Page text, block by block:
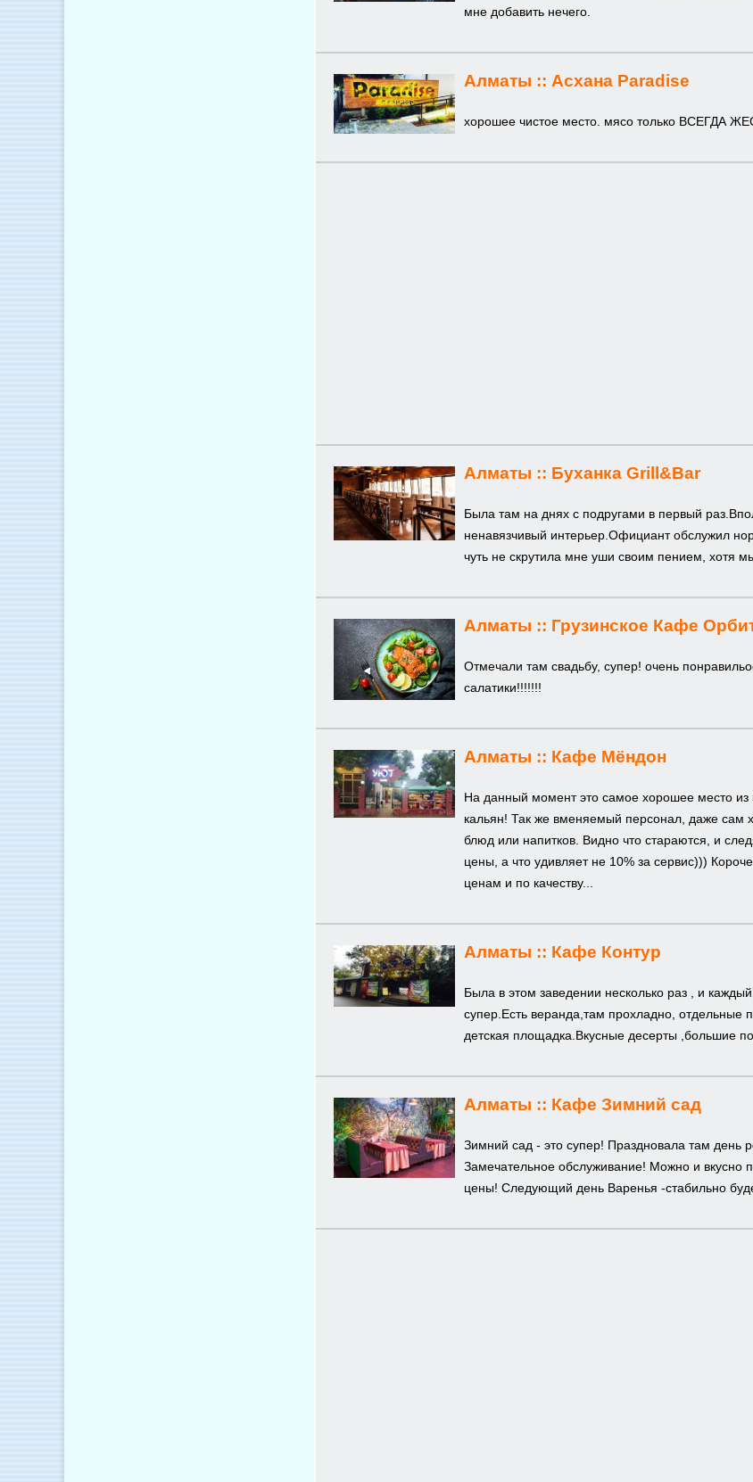
мне добавить нечего.
Алматы :: Асхана Paradise
хорошее чистое место. мясо только ВСЕГДА
Алматы :: Буханка Grill&Bar
Была там на днях с подругами в первый
ненавязчивый интерьер.Официант обслужил
чуть не скрутила мне уши своим пением, хотя
Алматы :: Грузинское Кафе
Отмечали там свадьбу, супер! очень
салатики!!!!!!!
Алматы :: Кафе Мёндон
На данный момент это самое хорошее место из
кальян! Так же вменяемый персонал, даже сам
блюд или напитков. Видно что стараются, и
цены, а что удивляет не 10% за сервис)))
ценам и по качеству...
Алматы :: Кафе Контур
Была в этом заведении несколько раз , и
супер.Есть веранда,там прохладно, отдельные
детская площадка.Вкусные десерты ,большие
Алматы :: Кафе Зимний сад
Зимний сад - это супер! Праздновала там день
Замечательное обслуживание! Можно и вкусно
цены! Следующий день Варенья -стабильно